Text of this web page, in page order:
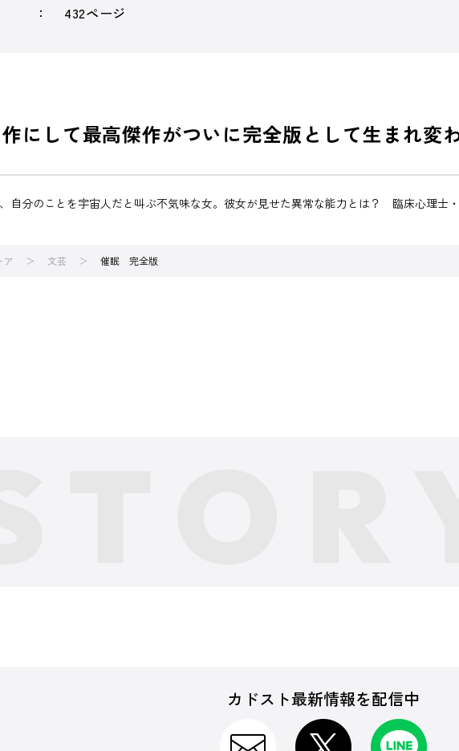
432ページ
にして最高傑作がついに完全版として生まれ変
自分のことを宇宙人だと叫ぶ不気味な女。彼女が見せた異常な能力とは？ 臨床心理士
ア 文芸 催眠 完全版
カドスト最新情報を配信中